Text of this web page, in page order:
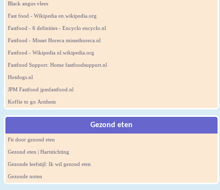
Black angus vlees
Fast food - Wikipedia en.wikipedia.org
Fastfood - 6 definities - Encyclo encyclo.nl
Fastfood - Misset Horeca missethoreca.nl
Fastfood - Wikipedia nl.wikipedia.org
Fastfood Support: Home fastfoodsupport.nl
Hotdogs.nl
JPM Fastfood jpmfastfood.nl
Koffie to go Arnhem
Gezond eten
Fit door gezond eten
Gezond eten | Hartstichting
Gezonde leefstijl: Ik wil gezond eten
Gezonde noten